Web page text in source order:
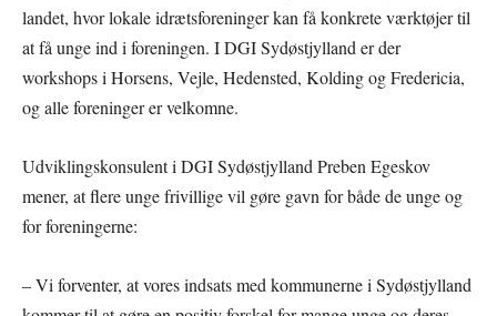
landet, hvor lokale idrætsforeninger kan få konkrete værktøjer til
at få unge ind i foreningen. I DGI Sydøstjylland er der
workshops i Horsens, Vejle, Hedensted, Kolding og Fredericia,
og alle foreninger er velkomne.
Udviklingskonsulent i DGI Sydøstjylland Preben Egeskov
mener, at flere unge frivillige vil gøre gavn for både de unge og
for foreningerne:
– Vi forventer, at vores indsats med kommunerne i Sydøstjylland